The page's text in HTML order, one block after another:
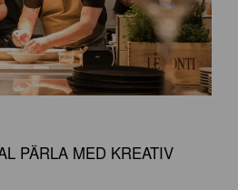
PÄRLA MED KREATIV